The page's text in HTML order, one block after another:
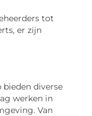
tot
er zijn
bieden diverse
werken in
Van